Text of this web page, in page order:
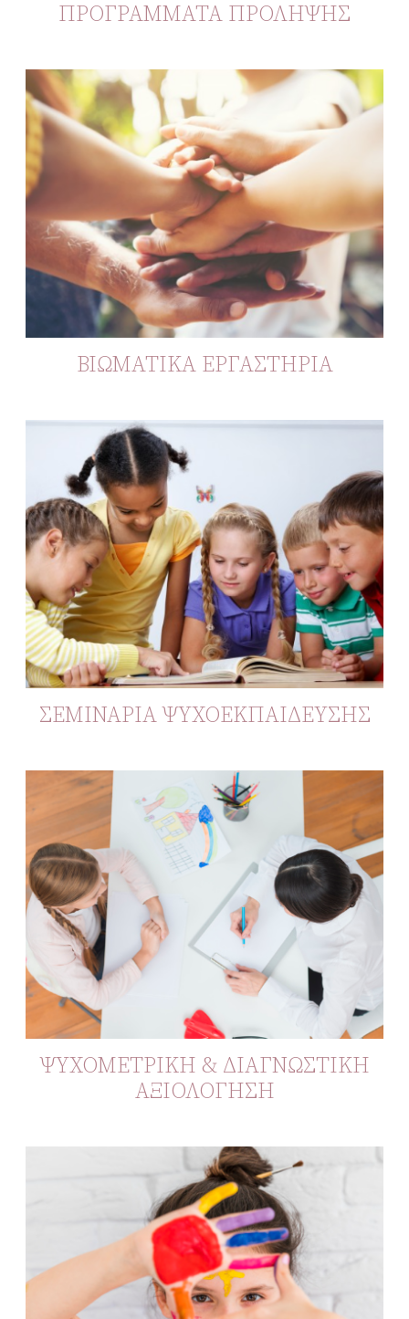
ΠΡΟΓΡΑΜΜΑΤΑ ΠΡΟΛΗΨΗΣ
ΒΙΩΜΑΤΙΚΑ ΕΡΓΑΣΤΗΡΙΑ
ΣΕΜΙΝΑΡΙΑ ΨΥΧΟΕΚΠΑΙΔΕΥΣΗΣ
ΨΥΧΟΜΕΤΡΙΚΗ & ΔΙΑΓΝΩΣΤΙΚΗ
ΑΞΙΟΛΟΓΗΣΗ